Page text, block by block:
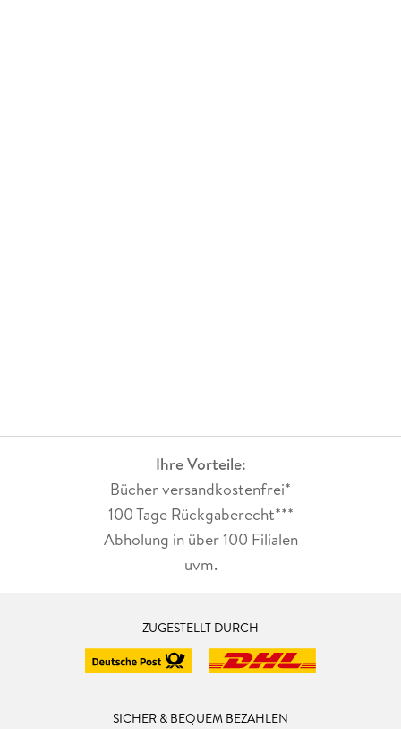
Ihre Vorteile:
Bücher versandkostenfrei*
100 Tage Rückgaberecht***
Abholung in über 100 Filialen
uvm.
ZUGESTELLT DURCH
SICHER & BEQUEM BEZAHLEN